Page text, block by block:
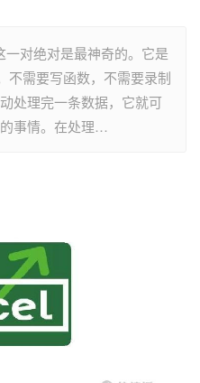
对绝对是最神奇的。它是
不需要写函数，不需要录制
处理完一条数据，它就可
事情。在处理…